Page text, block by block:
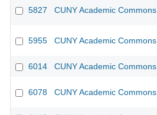
5827 CUNY Academic Commons
5955 CUNY Academic Commons
6014 CUNY Academic Commons
6078 CUNY Academic Commons